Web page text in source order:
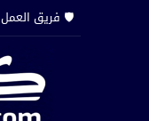
🛡️ فريق العمل